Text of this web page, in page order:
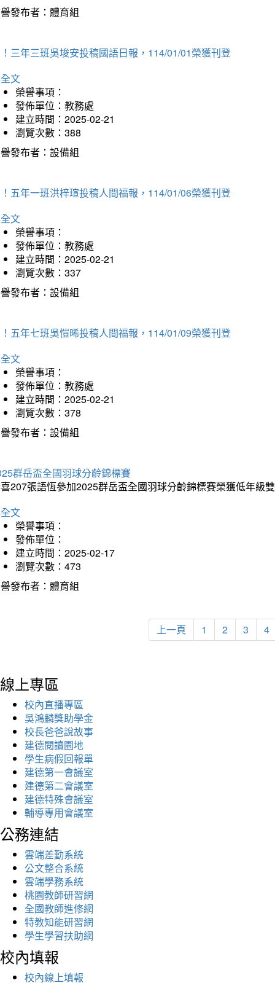
發布者：體育組
三年三班吳埈安投稿國語日報，114/01/01榮獲刊登
文
榮譽事項：
發佈單位：教務處
建立時間：2025-02-21
瀏覽次數：388
發布者：設備組
五年一班洪梓瑄投稿人間福報，114/01/06榮獲刊登
文
榮譽事項：
發佈單位：教務處
建立時間：2025-02-21
瀏覽次數：337
發布者：設備組
五年七班吳愷晞投稿人間福報，114/01/09榮獲刊登
文
榮譽事項：
發佈單位：教務處
建立時間：2025-02-21
瀏覽次數：378
發布者：設備組
群岳盃全國羽球分齡錦標賽
207張語恆參加2025群岳盃全國羽球分齡錦標賽榮獲低年級
文
榮譽事項：
發佈單位：
建立時間：2025-02-17
瀏覽次數：473
發布者：體育組
上一頁 1 2 3 4
線上專區
校內直播專區
吳鴻麟獎助學金
校長爸爸說故事
建德閱讀園地
學生病假回報單
建德第一會議室
建德第二會議室
建德特殊會議室
輔導專用會議室
公務連結
雲端差勤系統
公文整合系統
雲端學務系統
桃園教師研習網
全國教師進修網
特教知能研習網
學生學習扶助網
校內填報
校內線上填報